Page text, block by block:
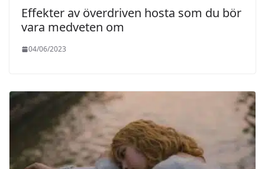
Effekter av överdriven hosta som du bör
vara medveten om
04/06/2023